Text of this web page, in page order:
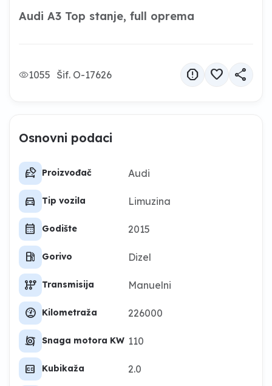
Audi A3 Top stanje, full oprema
1055 Šif. O-17626 report favorite share
Osnovni podaci
car_tag Proizvođač Audi
directions_car Tip vozila Limuzina
calendar_month Godište 2015
local_gas_station Gorivo Dizel
auto_transmission Transmisija Manuelni
swap_driving_apps_wheel Kilometraža 226000
cyclone Snaga motora KW 110
closed_caption Kubikaža 2.0